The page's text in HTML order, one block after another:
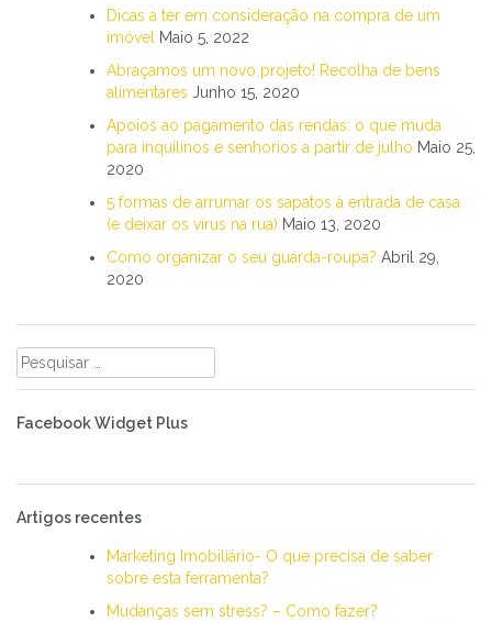
Dicas a ter em consideração na compra de um
imóvel
Maio 5, 2022
Abraçamos um novo projeto! Recolha de bens
alimentares Junho 15, 2020
Apoios ao pagamento das rendas: o que muda
para inquilinos e senhorios a partir de julho Maio 25,
2020
5 formas de arrumar os sapatos à entrada de casa
(e deixar os vírus na rua) Maio 13, 2020
Como organizar o seu guarda-roupa? Abril 29,
2020
Pesquisar
por:
Facebook Widget Plus
Artigos recentes
Marketing Imobiliário- O que precisa de saber
sobre esta ferramenta?
Mudanças sem stress? – Como fazer?